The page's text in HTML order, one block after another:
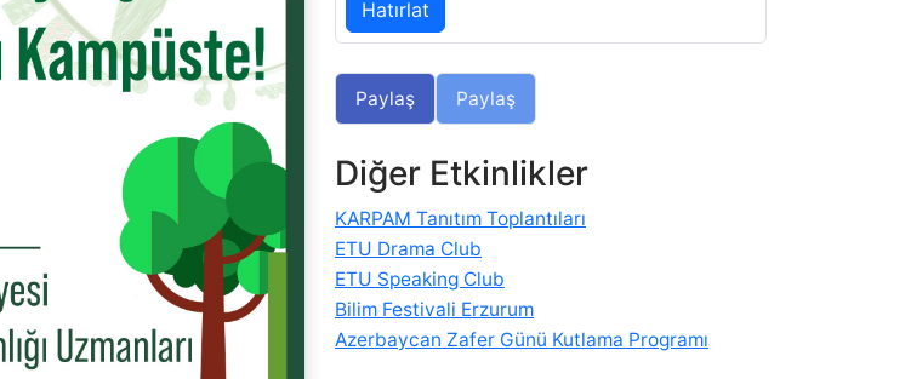
Paylaş Paylaş
Diğer Etkinlikler
KARPAM Tanıtım Toplantıları
ETU Drama Club
ETU Speaking Club
Bilim Festivali Erzurum
Azerbaycan Zafer Günü Kutlama Programı